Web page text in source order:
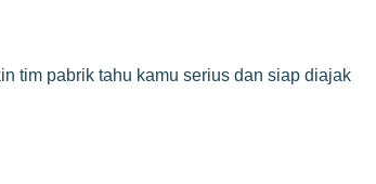
tim pabrik tahu kamu serius dan siap diajak